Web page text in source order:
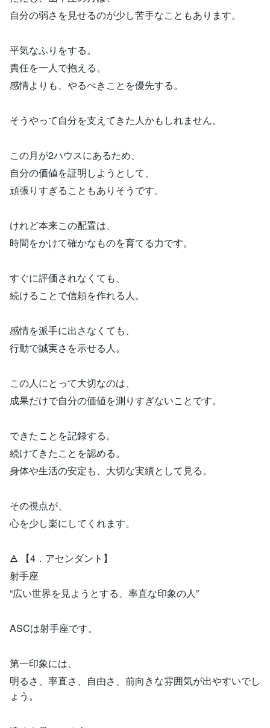
自分の弱さを見せるのが少し苦手なこともあります。
平気なふりをする。
責任を一人で抱える。
感情よりも、やるべきことを優先する。
そうやって自分を支えてきた人かもしれません。
この月が2ハウスにあるため、
自分の価値を証明しようとして、
頑張りすぎることもありそうです。
けれど本来この配置は、
時間をかけて確かなものを育てる力です。
すぐに評価されなくても、
続けることで信頼を作れる人。
感情を派手に出さなくても、
行動で誠実さを示せる人。
この人にとって大切なのは、
成果だけで自分の価値を測りすぎないことです。
できたことを記録する。
続けてきたことを認める。
身体や生活の安定も、大切な実績として見る。
その視点が、
心を少し楽にしてくれます。
🜁 【4．アセンダント】
射手座
“広い世界を見ようとする、率直な印象の人”
ASCは射手座です。
第一印象には、
明るさ、率直さ、自由さ、前向きな雰囲気が出やすいでし
ょう。